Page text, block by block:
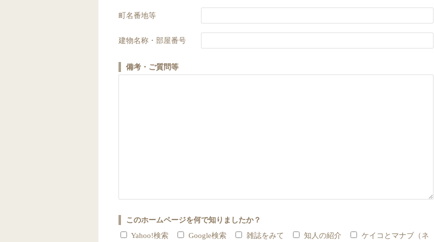
町名番地等
建物名称・部屋番号
備考・ご質問等
このホームページを何で知りましたか？
Yahoo!検索
Google検索 雑誌をみて 知人の紹介
ケイコとマナブ（ネ